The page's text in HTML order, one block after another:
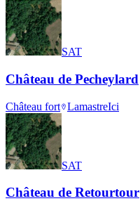
SAT
Château de Pecheylard
Château fort LamastreIci
SAT
Château de Retourtour